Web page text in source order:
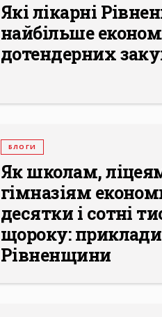
Які лікарні
найбільше
дотендерних
БЛОГИ
Як школам,
гімназіям
десятки і сотні
щороку:
Рівненщини